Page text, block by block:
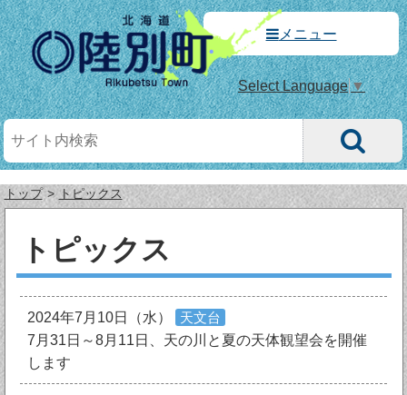
メニュー
Select Language▼
トップ トピックス
トピックス
2024年7月10日（水）
天文台
7月31日～8月11日、天の川と夏の天体観望会を開催
します